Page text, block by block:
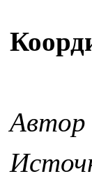
Автор